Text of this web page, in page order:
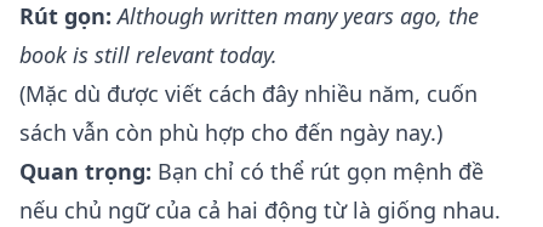
Rút gọn: Although written many years ago, the
book is still relevant today.
(Mặc dù được viết cách đây nhiều năm, cuốn
sách vẫn còn phù hợp cho đến ngày nay.)
Quan trọng: Bạn chỉ có thể rút gọn mệnh đề
nếu chủ ngữ của cả hai động từ là giống nhau.